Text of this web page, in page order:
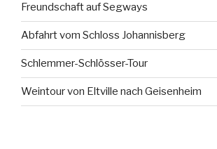
Freundschaft auf Segways
Abfahrt vom Schloss Johannisberg
Schlemmer-Schlösser-Tour
Weintour von Eltville nach Geisenheim